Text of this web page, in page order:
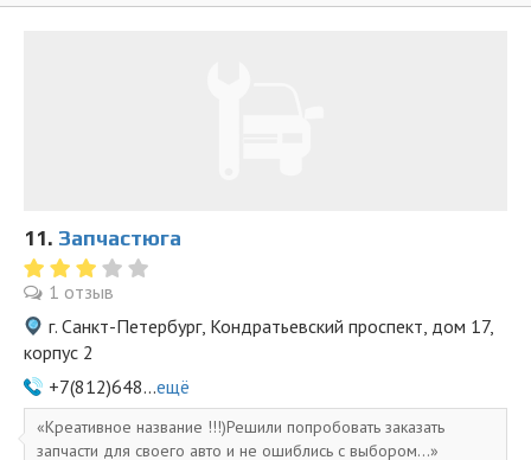
11. Запчастюга
1 отзыв
г. Санкт-Петербург, Кондратьевский проспект, дом 17,
корпус 2
+7(812)648...ещё
Креативное название !!!)Решили попробовать заказать
запчасти для своего авто и не ошиблись с выбором...